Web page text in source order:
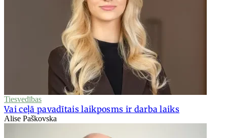
Tiesvedības
Vai ceļā pavadītais laikposms ir darba laiks
Alise Paškovska